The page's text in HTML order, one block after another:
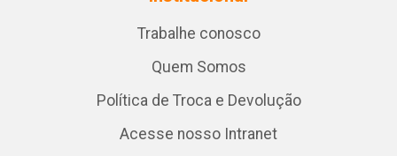
Trabalhe conosco
Quem Somos
Política de Troca e Devolução
Acesse nosso Intranet